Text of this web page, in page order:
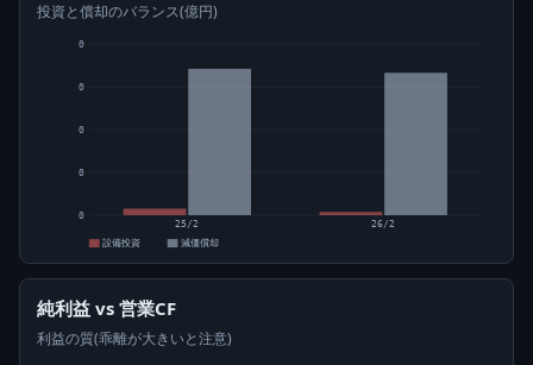
投資と償却のバランス(億円)
0
0
0
0
0
25/2
26/2
設備投資
減価償却
純利益 vs 営業CF
利益の質(乖離が大きいと注意)